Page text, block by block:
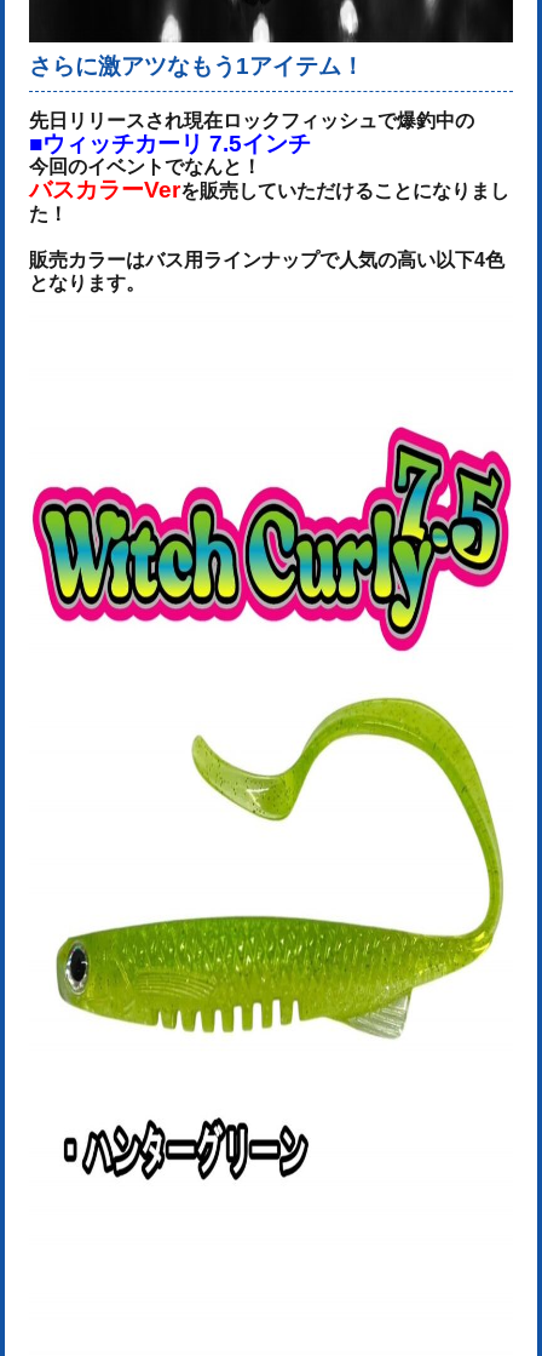
さらに激アツなもう1アイテム！
先日リリースされ現在ロックフィッシュで爆釣中の
■ウィッチカーリ 7.5インチ
今回のイベントでなんと！
バスカラーVerを販売していただけることになりまし
た！
販売カラーはバス用ラインナップで人気の高い以下4色
となります。